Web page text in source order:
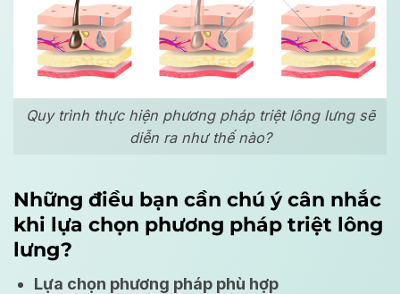
Quy trình thực hiện phương pháp triệt lông lưng sẽ
diễn ra như thế nào?
Những điều bạn cần chú ý cân nhắc
khi lựa chọn phương pháp triệt lông
lưng?
Lựa chọn phương pháp phù hợp